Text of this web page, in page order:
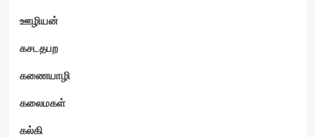
ஊழியன்
கசடதபற
கணையாழி
கலைமகள்
கல்கி